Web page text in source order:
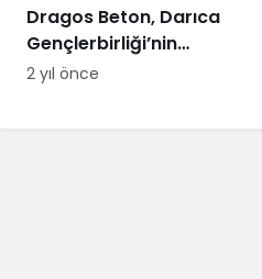
Dragos Beton, Darıca
Gençlerbirliği’nin
forma göğüs
2 yıl önce